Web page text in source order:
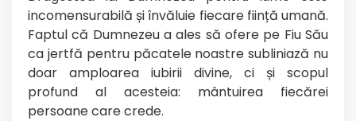
incomensurabilă și învăluie fiecare ființă umană.
Faptul că Dumnezeu a ales să ofere pe Fiu Său
ca jertfă pentru păcatele noastre subliniază nu
doar amploarea iubirii divine, ci și scopul
profund al acesteia: mântuirea fiecărei
persoane care crede.